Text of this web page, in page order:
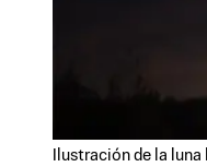
Ilustración de la